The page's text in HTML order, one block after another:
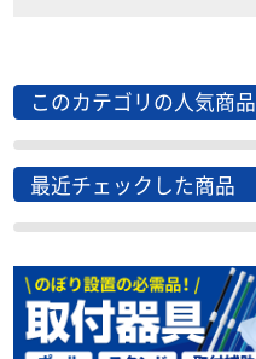
このカテゴリの人気商品
最近チェックした商品